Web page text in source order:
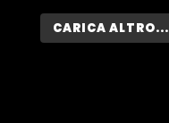
CARICA ALTRO...